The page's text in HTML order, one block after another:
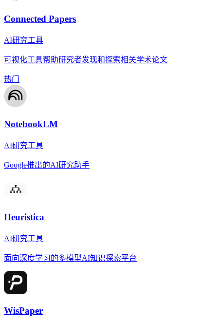
Connected Papers
AI研究工具
可视化工具帮助研究者发现和探索相关学术论文
热门
NotebookLM
AI研究工具
Google推出的AI研究助手
Heuristica
AI研究工具
面向深度学习的多模型AI知识探索平台
WisPaper